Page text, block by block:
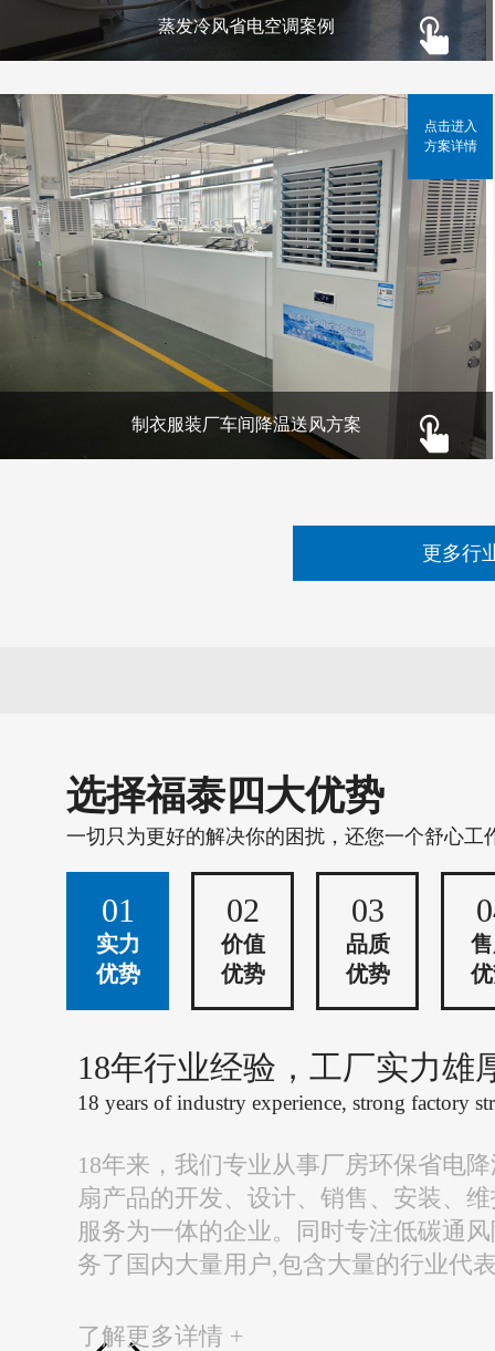
蒸发冷风省电空调案例
制衣服装厂车间降温送风方案
点击进入
方案详情
更多行
选择福泰四大优势
一切只为更好的解决你的困扰，还您一个舒心工
01
实力
优势
02
价值
优势
03
品质
优势
18年行业经验，工厂实力雄
18 years of industry experience, strong factory
18年来，我们专业从事厂房环保省电
扇产品的开发、设计、销售、安装、
服务为一体的企业。同时专注低碳通
务了国内大量用户,包含大量的行业代
了解更多详情 +